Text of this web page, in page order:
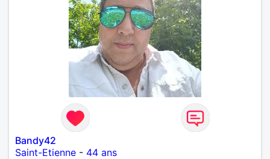
Bandy42
Saint-Etienne - 44 ans